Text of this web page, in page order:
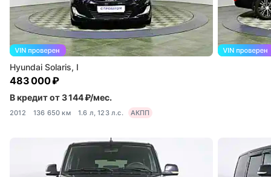
Hyundai Solaris, I
483 000 ₽
В кредит от 3 144 ₽/мес.
2012 136 650 км 1.6 л, 123 л.с. АКПП